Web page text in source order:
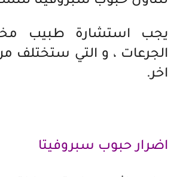
يجب استشارة طبيب
الجرعات ، و التي
اخر.
اضرار حبوب سبروفيتا